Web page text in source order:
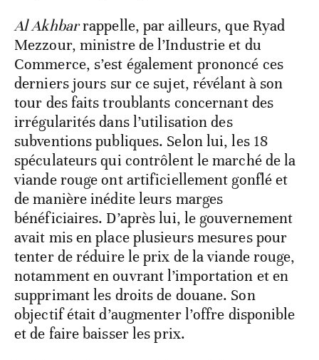
Al Akhbarrappelle, par ailleurs, que Ryad
Mezzour, ministre de l’Industrie et du
Commerce, s’est également prononcé ces
derniers jours sur ce sujet, révélant à son
tour des faits troublants concernant des
irrégularités dans l’utilisation des
subventions publiques. Selon lui, les 18
spéculateurs qui contrôlent le marché de la
viande rouge ont artificiellement gonflé et
de manière inédite leurs marges
bénéficiaires. D’après lui, le gouvernement
avait mis en place plusieurs mesures pour
tenter de réduire le prix de la viande rouge,
notamment en ouvrant l’importation et en
supprimant les droits de douane. Son
objectif était d’augmenter l’offre disponible
et de faire baisser les prix.